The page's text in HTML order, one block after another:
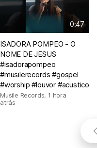
0:47
ISADORA POMPEO - O
NOME DE JESUS
#isadorapompeo
#musilerecords #gospel
#worship #louvor #acustico
Musile Records, 1 hora
atrás